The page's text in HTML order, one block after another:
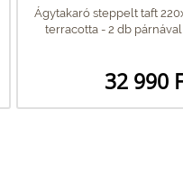
Ágytakaró steppelt taft
terracotta - 2 db párnával
32 990